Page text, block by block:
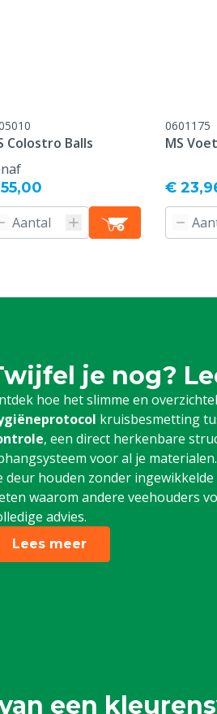
Colostro Balls
0601175
MS
€
je nog?
hoe het slimme en
kruisbesmetting
, een direct herkenbare
voor al je materialen.
deur houden zonder
waarom andere veehouders
advies.
Lees meer
een